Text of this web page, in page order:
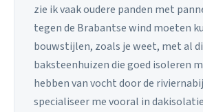
zie ik vaak oudere panden met
tegen de Brabantse wind moeten
bouwstijlen, zoals je weet, met al
baksteenhuizen die goed isoleren
hebben van vocht door de
specialiseer me vooral in